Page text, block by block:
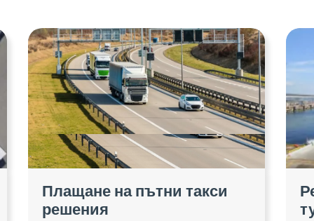
Плащане на пътни такси
решения